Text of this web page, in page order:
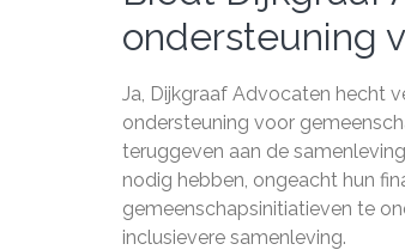
ondersteuning
Ja, Dijkgraaf Advocaten hecht
ondersteuning voor
teruggeven aan de
nodig hebben, ongeacht hun
gemeenschapsinitiatieven te
inclusievere samenleving.